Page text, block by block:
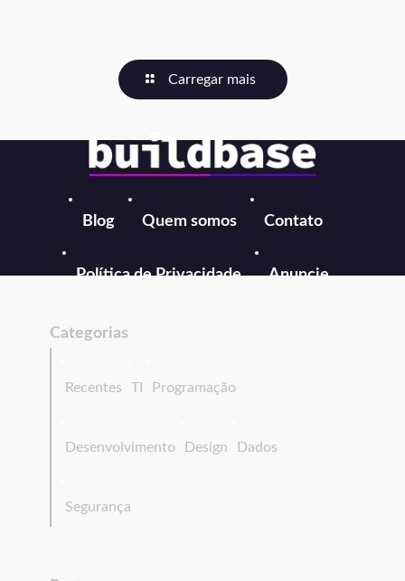
Carregar mais
Blog Quem somos Contato
Política de Privacidade Anuncie
Categorias
Recentes TI Programação
Desenvolvimento Design Dados
Segurança